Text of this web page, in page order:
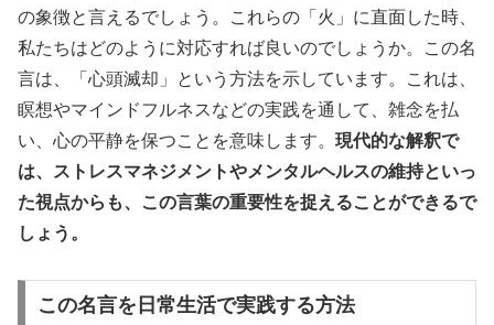
の象徴と言えるでしょう。これらの「火」に直面した時、
私たちはどのように対応すれば良いのでしょうか。この名
言は、「心頭滅却」という方法を示しています。これは、
瞑想やマインドフルネスなどの実践を通して、雑念を払
い、心の平静を保つことを意味します。 現代的な解釈で
は、ストレスマネジメントやメンタルヘルスの維持といっ
た視点からも、この言葉の重要性を捉えることができるで
しょう。
この名言を日常生活で実践する方法